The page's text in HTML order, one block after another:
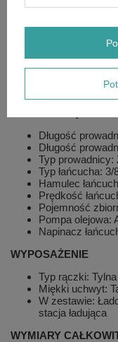
Silnik:
Moc
Obroty silnika:
Napięcie
Sugerowana
Średni czas
Długość
Długość
Typ prowadnicy:
Typ łańcucha:
Hamulec
Prędkość
Pojemność
Pompa olejowa:
Napinacz
WYPOSAŻENIE
Typ rączki:
Miękki uchwyt:
W zestawie:
stacja ładująca
WYMIARY